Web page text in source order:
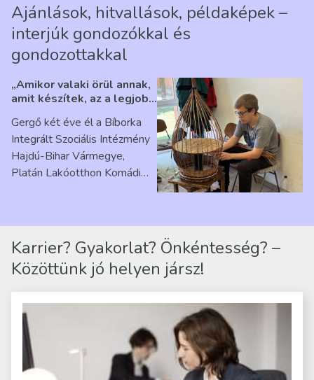
Ajánlások, hitvallások, példaképek –
interjúk gondozókkal és
gondozottakkal
„Amikor valaki örül annak,
amit készítek, az a legjobb
Ribárszky Gergő ellátottal
Gergő két éve él a Bíborka
Integrált Szociális Intézmény
Hajdú-Bihar Vármegye,
Platán Lakóotthon Komádi
Karrier? Gyakorlat? Önkéntesség? –
Közöttünk jó helyen jársz!